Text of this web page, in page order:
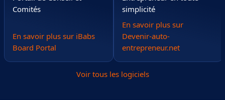
Comités
En savoir plus sur iBabs
Board Portal
simplicité
En savoir plus sur
Devenir-auto-
entrepreneur.net
Voir tous les logiciels